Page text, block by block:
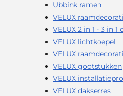
Ubbink ramen
VELUX
VELUX 2 in 1 - 3 in 1
VELUX lichtkoepel
VELUX
VELUX gootstukken
VELUX
VELUX dakserres